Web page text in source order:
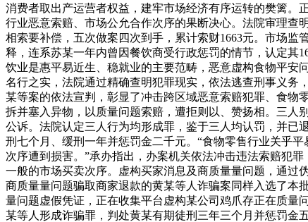
消费者取出产运营者权益，建牢市场经济有序运转的樊篱。
行业恶意索赔、市场公允合作次序的果断决心。法院审理查
相索要补偿，五次做案四次到手，累计索财1663元。市场
释，连系苏某一年内曾因餐饮商受行政惩罚的情节，认定其
饮业是惠平易近生、稳就业的主要范畴，恶意虚构食物平安
名行之实，法院通过精确查明犯罪现实，依法逃查刑事义务
某等案的依法宣判，彰显了冲击跨区域恶意索赔犯罪、食物
拆并塞入异物，以质量问题索赔，遭拒则以、赞扬相。三人
公诉。法院认定三人行为均形成罪，鉴于三人均认罚，并已
刑七个月、缓刑一年并惩罚金二千元。“食物零售行业关乎
次序遭到损害。”承办指出，办案机关依法冲击违法索赔犯
一般的市场买卖次序。虚构买家消息及商质量量问题，通过
商质量量问题骗取商家退款的黄某等人诈骗案同样入选了本
量问题虚假凭证，正在收集平台虚构某公司鸡爪存正在质量
某等人形成诈骗罪，判处黄某有期徒刑三年三个月并惩罚金